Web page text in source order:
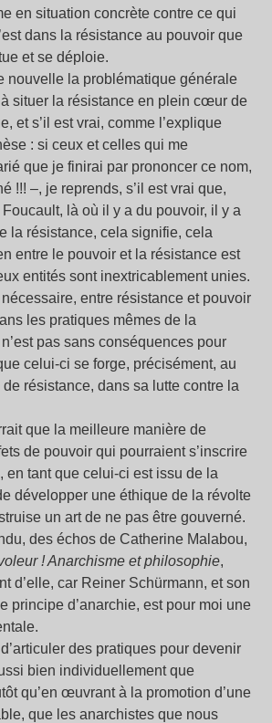
en situation concrète contre ce qui
dans la résistance au pouvoir que
et se déploie.
nouvelle la problématique générale
situer la résistance en plein cœur de
et s’il est vrai, comme l’explique
: si ceux et celles qui me
que je finirai par prononcer ce nom,
!!! –, je reprends, s’il est vrai que,
là où il y a du pouvoir, il y a
la résistance, cela signifie, cela
entre le pouvoir et la résistance est
entités sont inextricablement unies.
entre résistance et pouvoir
les pratiques mêmes de la
pas sans conséquences pour
celui-ci se forge, précisément, au
résistance, dans sa lutte contre la
que la meilleure manière de
de pouvoir qui pourraient s’inscrire
en tant que celui-ci est issu de la
développer une éthique de la révolte
un art de ne pas être gouverné.
des échos de Catherine Malabou,
! Anarchisme et philosophie,
d’elle, car Reiner Schürmann, et son
principe d’anarchie, est pour moi une
des pratiques pour devenir
bien individuellement que
qu’en œuvrant à la promotion d’une
que les anarchistes que nous